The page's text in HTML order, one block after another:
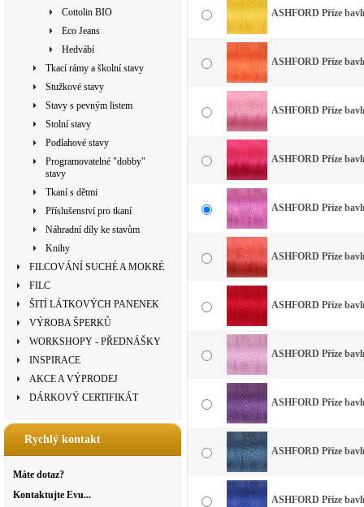
Cottolin BIO
Eco Jeans
Hedvábí
Tkací rámy a školní stavy
Stužkové stavy
Stavy s pevným listem
Stolní stavy
Podlahové stavy
Programovatelné "dobby"
stavy
Tkaní s dětmi
Příslušenství pro tkaní
Náhradní díly ke stavům
Knihy
FILCOVÁNÍ SUCHÉ A MOKRÉ
FILC
ŠITÍ LÁTKOVÝCH PANENEK
VÝROBA ŠPERKŮ
WORKSHOPY - PŘEDNÁŠKY
INSPIRACE
AKCE A VÝPRODEJ
DÁRKOVÝ CERTIFIKÁT
Rychlý kontakt
Máte dotaz?
Kontaktujte Evu...
ASHFORD Příze
ASHFORD Příze
ASHFORD Příze
ASHFORD Příze
ASHFORD Příze
ASHFORD Příze
ASHFORD Příze
ASHFORD Příze
ASHFORD Příze
ASHFORD Příze
ASHFORD Příze